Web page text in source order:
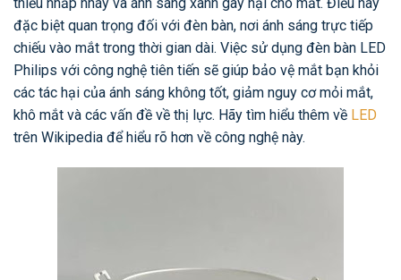
đặc biệt quan trọng đối với đèn bàn, nơi ánh sáng trực tiếp
chiếu vào mắt trong thời gian dài. Việc sử dụng đèn bàn LED
Philips với công nghệ tiên tiến sẽ giúp bảo vệ mắt bạn khỏi
các tác hại của ánh sáng không tốt, giảm nguy cơ mỏi mắt,
khô mắt và các vấn đề về thị lực. Hãy tìm hiểu thêm về LED
trên Wikipedia để hiểu rõ hơn về công nghệ này.